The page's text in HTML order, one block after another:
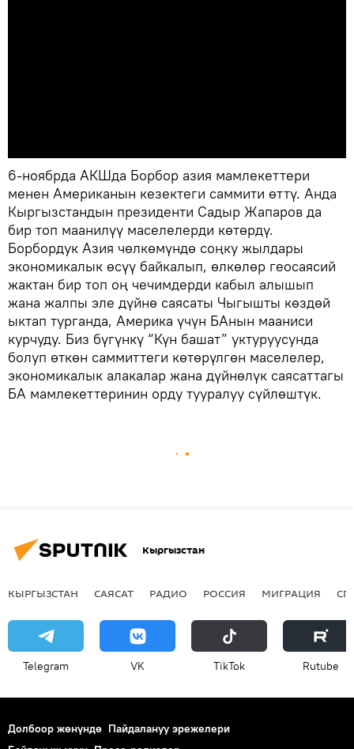
6-ноябрда АКШда Борбор азия мамлекеттери
менен Американын кезектеги саммити өттү. Анда
Кыргызстандын президенти Садыр Жапаров да
бир топ маанилүү маселелерди көтөрдү.
Борбордук Азия чөлкөмүндө соңку жылдары
экономикалык өсүү байкалып, өлкөлөр геосаясий
жактан бир топ оң чечимдерди кабыл алышып
жана жалпы эле дүйнө саясаты Чыгышты көздөй
ыктап турганда, Америка үчүн БАнын мааниси
курчуду. Биз бүгүнкү “Күн башат” уктуруусунда
болуп өткөн саммиттеги көтөрүлгөн маселелер,
экономикалык алакалар жана дүйнөлүк саясаттагы
БА мамлекеттеринин орду тууралуу сүйлөштүк.
Кыргызстан
КЫРГЫЗСТАН САЯСАТ РАДИО РОССИЯ МИГРАЦИЯ
Telegram VK ТikТоk Rutube
Долбоор жөнүндө Пайдалануу эрежелери